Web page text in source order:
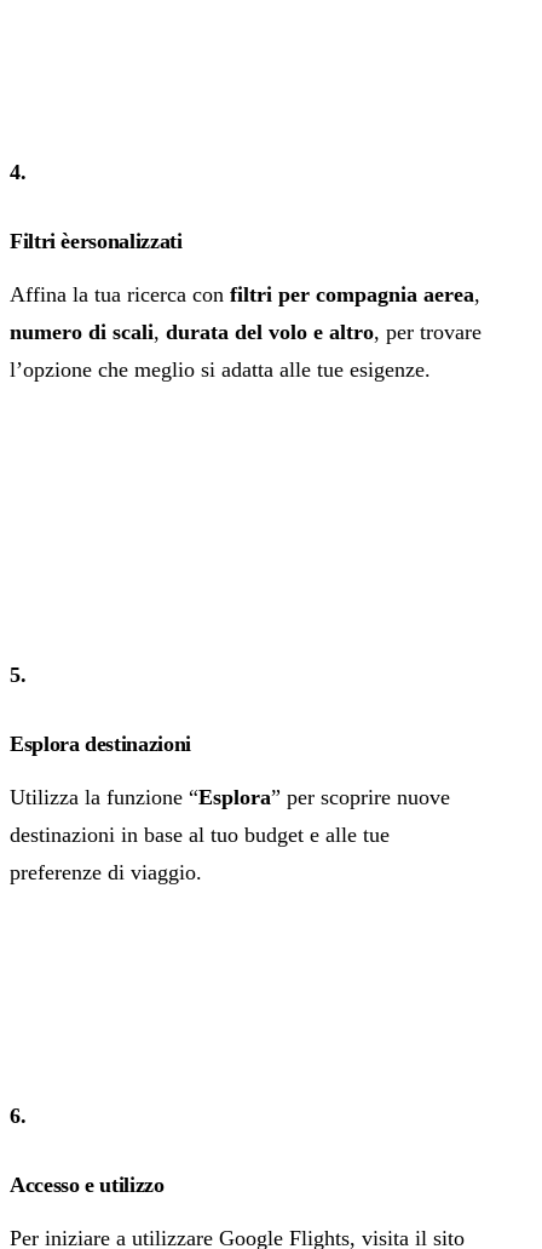
4.
Filtri èersonalizzati
Affina la tua ricerca con filtri per compagnia aerea,
numero di scali, durata del volo e altro, per trovare
l’opzione che meglio si adatta alle tue esigenze.
5.
Esplora destinazioni
Utilizza la funzione “Esplora” per scoprire nuove
destinazioni in base al tuo budget e alle tue
preferenze di viaggio.
6.
Accesso e utilizzo
Per iniziare a utilizzare Google Flights, visita il sito